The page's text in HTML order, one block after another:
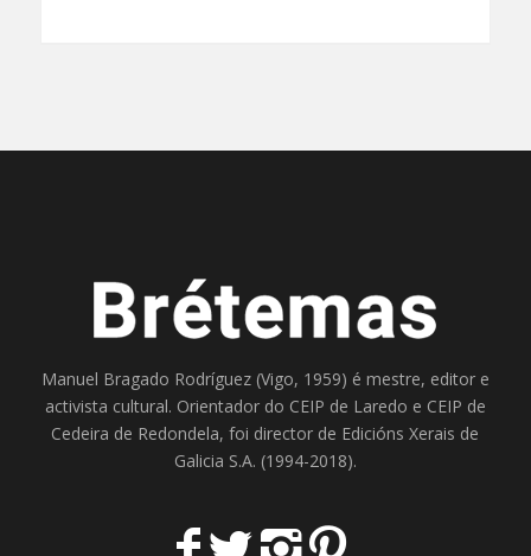
Manuel Bragado Rodríguez (Vigo, 1959) é mestre, editor e
activista cultural. Orientador do CEIP de Laredo e CEIP de
Cedeira de Redondela, foi director de Edicións Xerais de
Galicia S.A. (1994-2018).